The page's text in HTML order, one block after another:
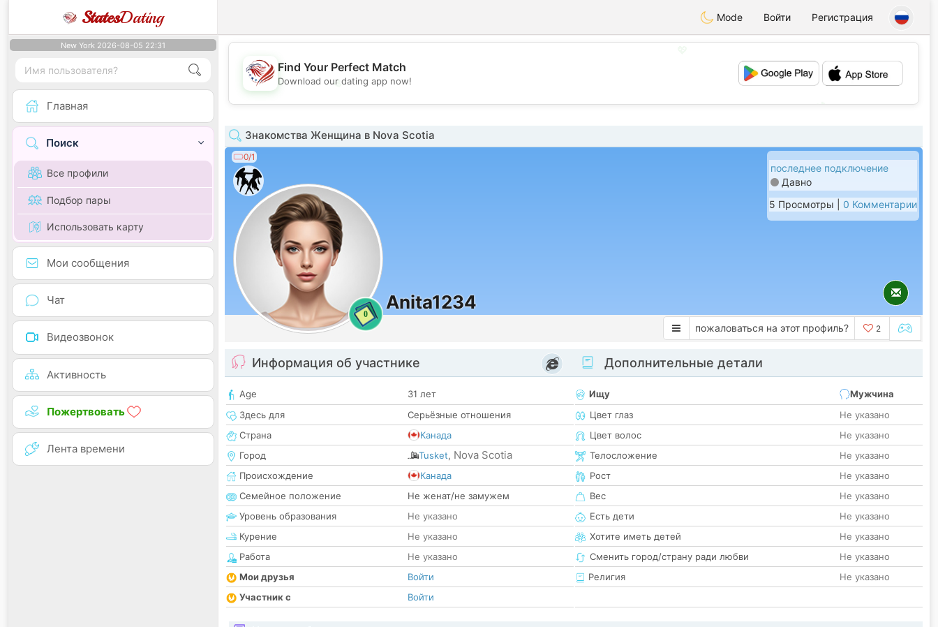
StatesDating Mode Войти Регистрация
New York 2026-08-05 22:31
Главная
Поиск
Все профили
Подбор пары
Использовать карту
Мои сообщения
Чат
Видеозвонок
Активность
Пожертвовать
Лента времени
💖
💕
Find Your Perfect Match
Download our dating app now!
Знакомства Женщина в Nova Scotia
0/1
0
Anita1234
последнее подключение
Давно
5 Просмотры | 0 Комментарии
пожаловаться на этот профиль? 2
Информация об участнике
Age
31 лет
Здесь для
Серьёзные отношения
Страна
Канада
Город
Tusket, Nova Scotia
Происхождение
Канада
Семейное положение
Не женат/не замужем
Уровень образования
Не указано
Курение
Не указано
Работа
Не указано
Мои друзья
Войти
Участник с
Войти
Дополнительные детали
Ищу
Мужчина
Цвет глаз
Не указано
Цвет волос
Не указано
Телосложение
Не указано
Рост
Не указано
Вес
Не указано
Есть дети
Не указано
Хотите иметь детей
Не указано
Сменить город/страну ради любви
Не указано
Религия
Не указано